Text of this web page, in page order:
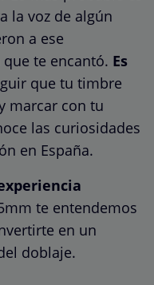
la voz de algún
a ese
te encantó. Es
que tu timbre
marcar con tu
las curiosidades
en España.
te entendemos
en un
doblaje.